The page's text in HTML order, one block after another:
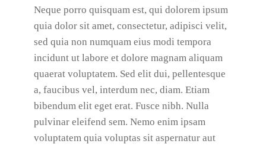
Neque porro quisquam est, qui dolorem ipsum
quia dolor sit amet, consectetur, adipisci velit,
sed quia non numquam eius modi tempora
incidunt ut labore et dolore magnam aliquam
quaerat voluptatem. Sed elit dui, pellentesque
a, faucibus vel, interdum nec, diam. Etiam
bibendum elit eget erat. Fusce nibh. Nulla
pulvinar eleifend sem. Nemo enim ipsam
voluptatem quia voluptas sit aspernatur aut